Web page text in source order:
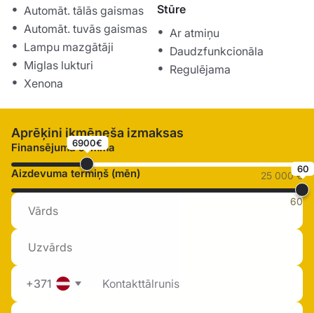
Automāt. tālās gaismas
Automāt. tuvās gaismas
Lampu mazgātāji
Miglas lukturi
Xenona
Stūre
Ar atmiņu
Daudzfunkcionāla
Regulējama
Aprēķini ikmēneša izmaksas
Finansējuma summa
6900€
25 000 €
Aizdevuma termiņš (mēn) 60
60
+371